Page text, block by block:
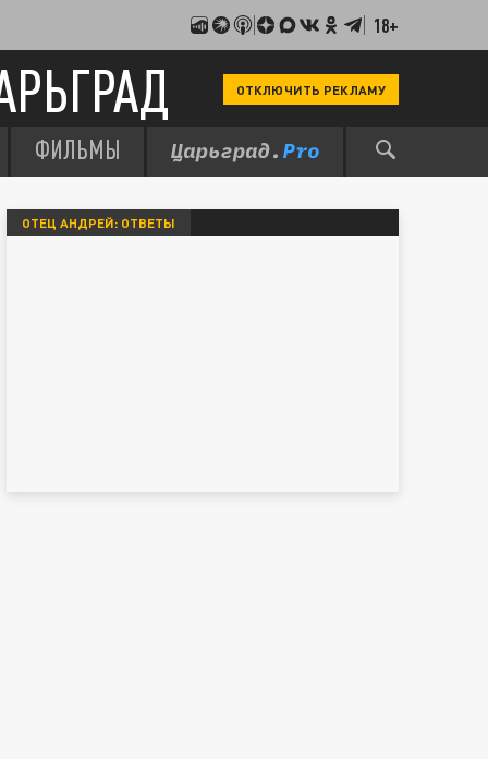
18+
ОТКЛЮЧИТЬ РЕКЛАМУ
ФИЛЬМЫ
ОТЕЦ АНДРЕЙ: ОТВЕТЫ